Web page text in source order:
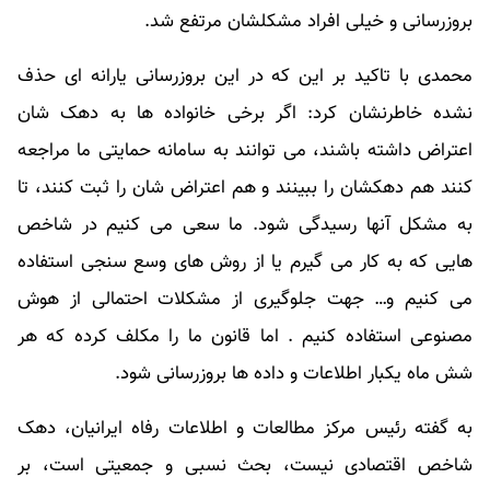
بروزرسانی و خیلی افراد مشکلشان مرتفع شد.
محمدی با تاکید بر این که در این بروزرسانی یارانه ای حذف
نشده خاطرنشان کرد: اگر برخی خانواده ها به دهک شان
اعتراض داشته باشند، می توانند به سامانه حمایتی ما مراجعه
کنند هم دهکشان را ببینند و هم اعتراض شان را ثبت کنند، تا
به مشکل آنها رسیدگی شود. ما سعی می کنیم در شاخص
هایی که به کار می گیرم یا از روش های وسع سنجی استفاده
می کنیم و… جهت جلوگیری از مشکلات احتمالی از هوش
مصنوعی استفاده کنیم . اما قانون ما را مکلف کرده که هر
شش ماه یکبار اطلاعات و داده ها بروزرسانی شود.
به گفته رئیس مرکز مطالعات و اطلاعات رفاه ایرانیان، دهک
شاخص اقتصادی نیست، بحث نسبی و جمعیتی است، بر